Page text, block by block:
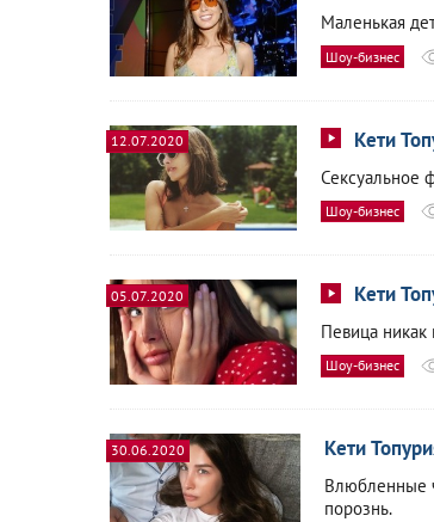
Маленькая
Шоу-бизнес
12.07.2020 Кети
Сексуальное
Шоу-бизнес
05.07.2020 Кети
Певица
Шоу-бизнес
30.06.2020 Кети
Влюбленные
порознь.